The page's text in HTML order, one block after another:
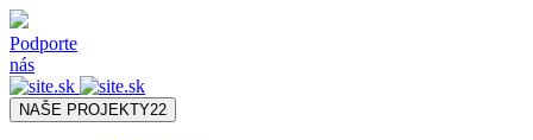
Podporte
nás
NAŠE PROJEKTY22